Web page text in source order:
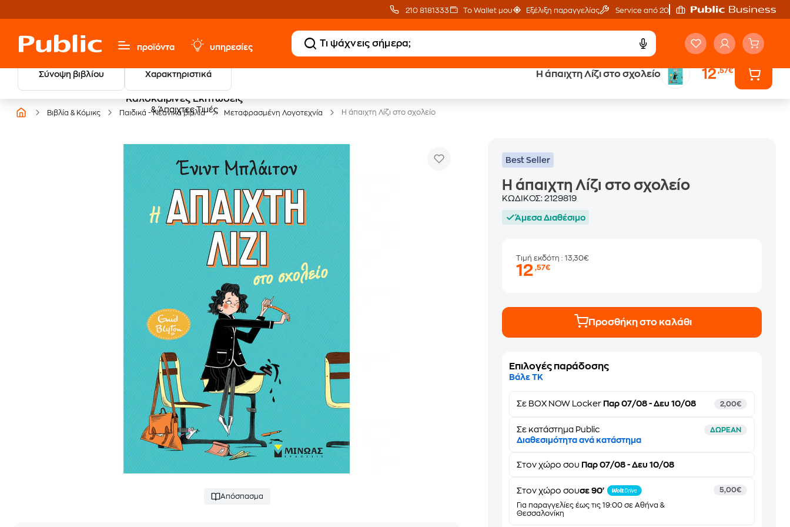
210 8181333 Το Wallet μου Εξέλιξη παραγγελίας Service από 20'
προϊόντα υπηρεσίες
Σύνοψη βιβλίου Χαρακτηριστικά Η άπαιχτη Λίζι στο σχολείο 12,57€
Καλοκαιρινές Εκπτώσεις
& Άπαιχτες Τιμές
Έλα στον κόσμο
Βιβλία & Κόμικς Παιδικά - Νεανικά βιβλία Μεταφρασμένη Λογοτεχνία Η άπαιχτη Λίζι στο σχολείο
Απόσπασμα
Best Seller
Η άπαιχτη Λίζι στο σχολείο
ΚΩΔΙΚΟΣ:2129819
Άμεσα Διαθέσιμο
Τιμή εκδότη: 13,30€
12,57€
Προσθήκη στο καλάθι
Επιλογές παράδοσης
Βάλε ΤΚ
Σε BOX NOW Locker Παρ 07/08 - Δευ 10/08 2,00€
Σε κατάστημα Public ΔΩΡΕΑΝ
Διαθεσιμότητα ανά κατάστημα
Στονχώρο σου Παρ 07/08 - Δευ 10/08
Στον χώρο σουσε 90'
Για παραγγελίες έως τις 19:00 σε Αθήνα &
Θεσσαλονίκη
5,00€